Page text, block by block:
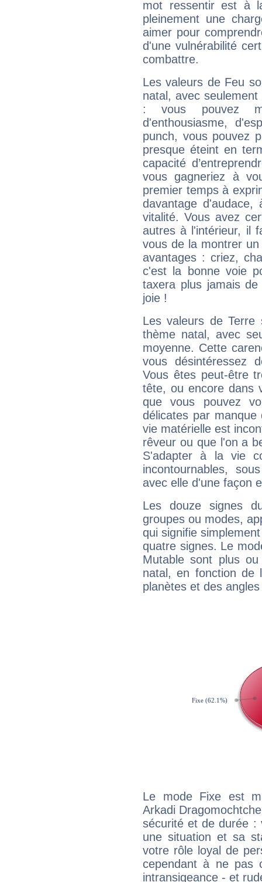
mot ressentir est à
pleinement une
aimer pour
d'une vulnérabilité
combattre.
Les valeurs de Feu
natal, avec
: vous pouvez
d'enthousiasme,
punch, vous pouvez
presque éteint en
capacité
vous gagneriez à
premier temps à
davantage
vitalité. Vous avez
autres à l'intérieur, il
vous de la montrer
avantages : criez,
c'est la bonne voie
taxera plus jamais
joie !
Les valeurs de Terre
thème natal, avec
moyenne. Cette
vous désintéressez
Vous êtes peut-être
tête, ou encore dans
que vous pouvez
délicates par
vie matérielle est
rêveur ou que l'on a
S'adapter à la vie
incontournables,
avec elle d'une façon
Les douze signes
groupes ou modes,
qui signifie
quatre signes. Le
Mutable sont plus
natal, en fonction de
planètes et des
Le mode Fixe est
Arkadi
sécurité et de durée :
une situation et sa
votre rôle loyal de
cependant à ne pas
intransigeance - et